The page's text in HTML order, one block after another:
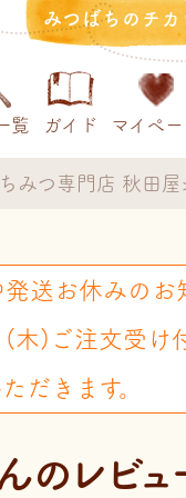
みつばちのチ
覧 ガイド マイペ
みつ専門店 秋田屋
発送お休みのお
木)ご注文受け
だきます。
のレビュ